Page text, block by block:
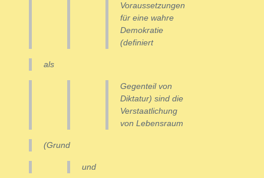
Voraussetzungen
für eine wahre
Demokratie
(definiert
als
Gegenteil von
Diktatur) sind die
Verstaatlichung
von Lebensraum
(Grund
und